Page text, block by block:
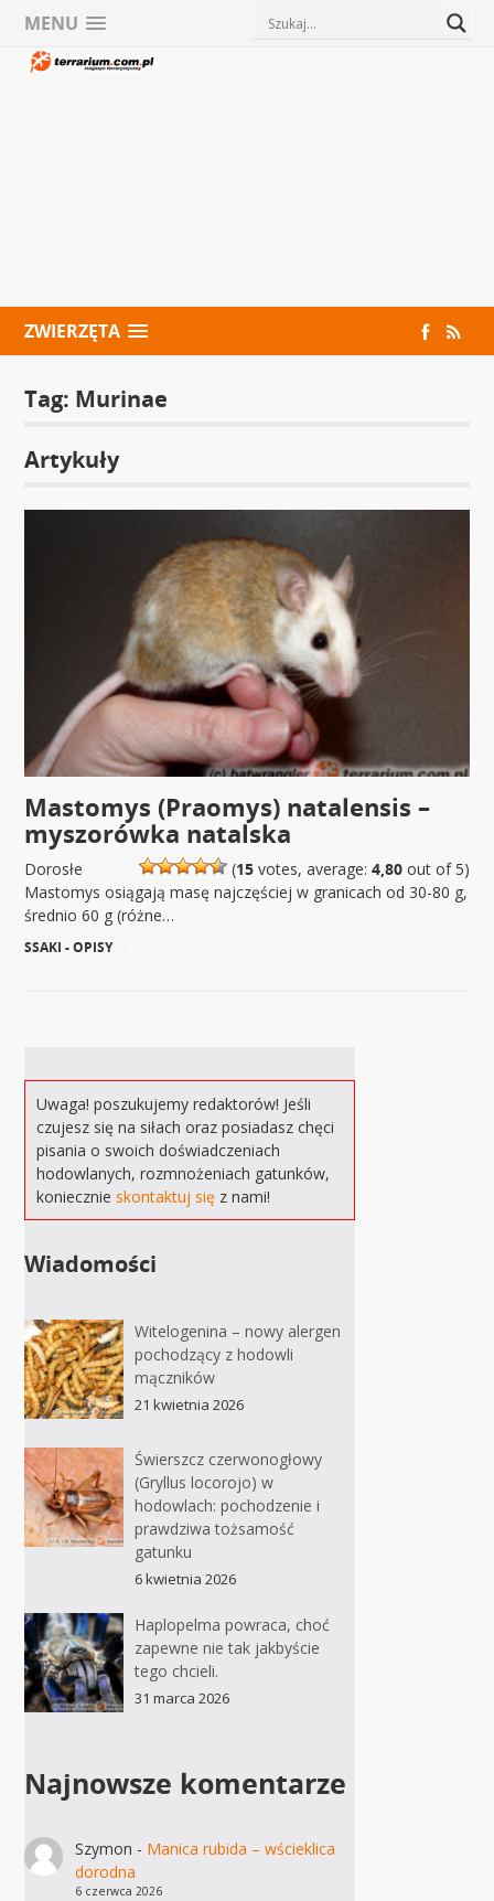
MENU
ZWIERZĘTA
Tag: Murinae
Artykuły
Mastomys (Praomys) natalensis –
myszorówka natalska
(15votes, average: 4,80out of 5)
Dorosłe
Mastomys osiągają masę najczęściej w granicach od 30-80 g,
średnio 60 g (różne…
SSAKI - OPISY
Uwaga! poszukujemy redaktorów! Jeśli
czujesz się na siłach oraz posiadasz chęci
pisania o swoich doświadczeniach
hodowlanych, rozmnożeniach gatunków,
koniecznieskontaktuj się z nami!
Wiadomości
Witelogenina – nowy alergen
pochodzący z hodowli
mączników
21 kwietnia 2026
Świerszcz czerwonogłowy
(Gryllus locorojo) w
hodowlach: pochodzenie i
prawdziwa tożsamość
gatunku
6 kwietnia 2026
Haplopelma powraca, choć
zapewne nie tak jakbyście
tego chcieli.
31 marca 2026
Najnowsze komentarze
Szymon - Manica rubida – wścieklica
dorodna
6 czerwca 2026